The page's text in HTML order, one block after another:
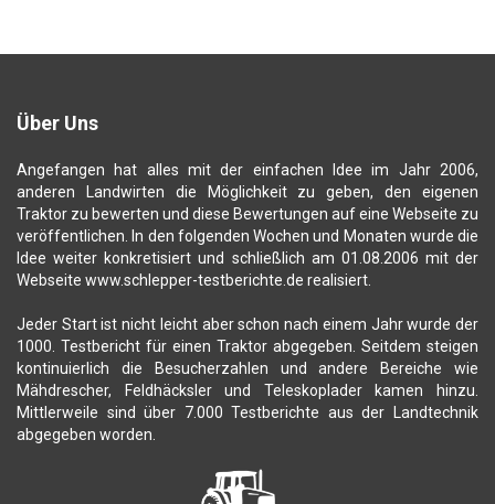
Über Uns
Angefangen hat alles mit der einfachen Idee im Jahr 2006,
anderen Landwirten die Möglichkeit zu geben, den eigenen
Traktor zu bewerten und diese Bewertungen auf eine Webseite zu
veröffentlichen. In den folgenden Wochen und Monaten wurde die
Idee weiter konkretisiert und schließlich am 01.08.2006 mit der
Webseite www.schlepper-testberichte.de realisiert.
Jeder Start ist nicht leicht aber schon nach einem Jahr wurde der
1000. Testbericht für einen Traktor abgegeben. Seitdem steigen
kontinuierlich die Besucherzahlen und andere Bereiche wie
Mähdrescher, Feldhäcksler und Teleskoplader kamen hinzu.
Mittlerweile sind über 7.000 Testberichte aus der Landtechnik
abgegeben worden.